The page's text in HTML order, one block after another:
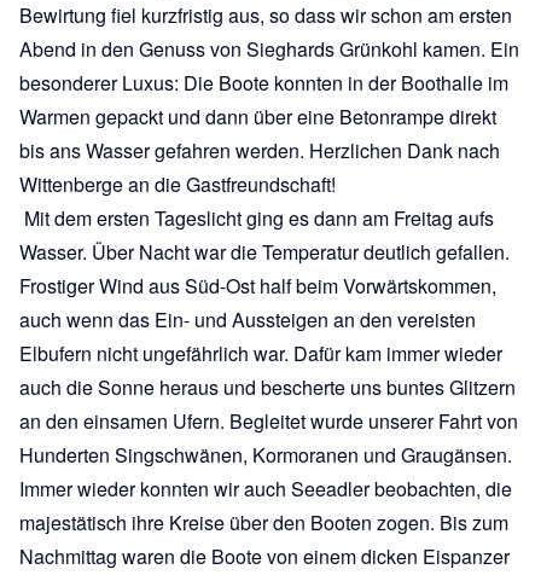
Bewirtung fiel kurzfristig aus, so dass wir schon am ersten
Abend in den Genuss von Sieghards Grünkohl kamen. Ein
besonderer Luxus: Die Boote konnten in der Boothalle im
Warmen gepackt und dann über eine Betonrampe direkt
bis ans Wasser gefahren werden. Herzlichen Dank nach
Wittenberge an die Gastfreundschaft!
Mit dem ersten Tageslicht ging es dann am Freitag aufs
Wasser. Über Nacht war die Temperatur deutlich gefallen.
Frostiger Wind aus Süd-Ost half beim Vorwärtskommen,
auch wenn das Ein- und Aussteigen an den vereisten
Elbufern nicht ungefährlich war. Dafür kam immer wieder
auch die Sonne heraus und bescherte uns buntes Glitzern
an den einsamen Ufern. Begleitet wurde unserer Fahrt von
Hunderten Singschwänen, Kormoranen und Graugänsen.
Immer wieder konnten wir auch Seeadler beobachten, die
majestätisch ihre Kreise über den Booten zogen. Bis zum
Nachmittag waren die Boote von einem dicken Eispanzer